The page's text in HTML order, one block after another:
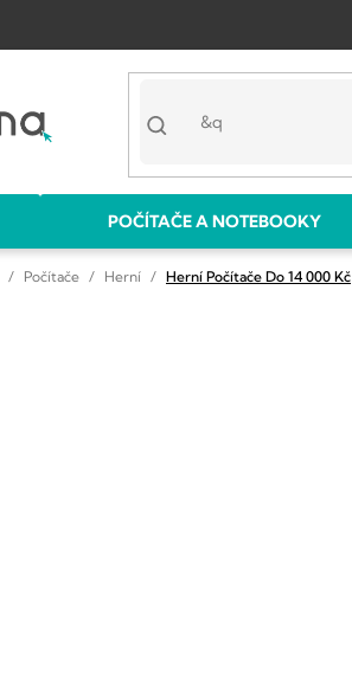
POČÍTAČE A NOTEBOOKY
Počítače Herní Herní Počítače Do 14 000 Kč